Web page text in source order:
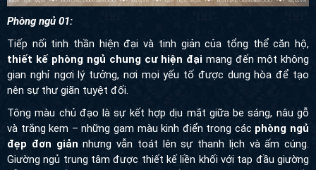
Phòng ngủ 01:
Tiếp nối tinh thần hiện đại và tinh giản của tổng thể căn hộ,thiết
kế phòng ngủ chung cư hiện đạimang đến một không gian
nghỉ ngơi lý tưởng, nơi mọi yếu tố được dung hòa để tạo nên sự
thư giãn tuyệt đối.
Tông màu chủ đạo là sự kết hợp dịu mắt giữa be sáng, nâu gỗ và
trắng kem – những gam màu kinh điển trong các phòng ngủ đẹp
đơn giản nhưng vẫn toát lên sự thanh lịch và ấm cúng. Giường
ngủ trung tâm được thiết kế liền khối với tap đầu giường gỗ và